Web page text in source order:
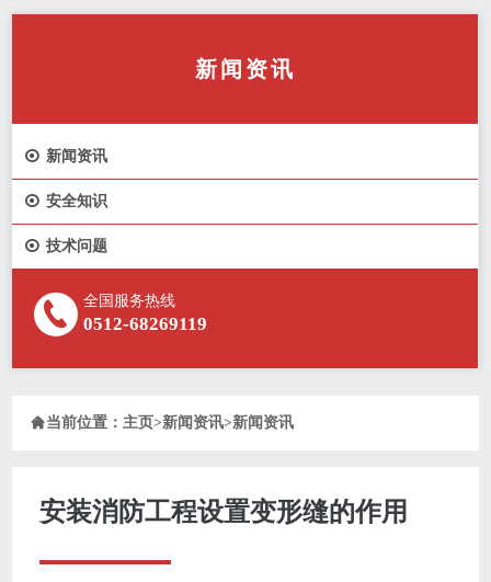
新闻资讯
 新闻资讯
 安全知识
 技术问题
全国服务热线
0512-68269119
当前位置： 主页>新闻资讯>新闻资讯
安装消防工程设置变形缝的作用